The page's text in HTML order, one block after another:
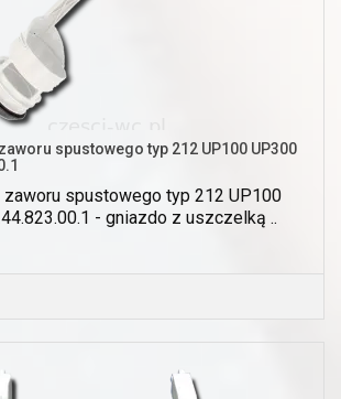
spustowego typ 212 UP100 UP300
zaworu spustowego typ 212 UP100
- gniazdo z uszczelką ..